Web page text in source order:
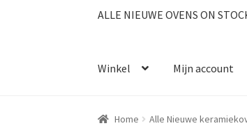
ALLE NIEUWE OVENS ON
Winkel Mijn account
Home Alle Nieuwe